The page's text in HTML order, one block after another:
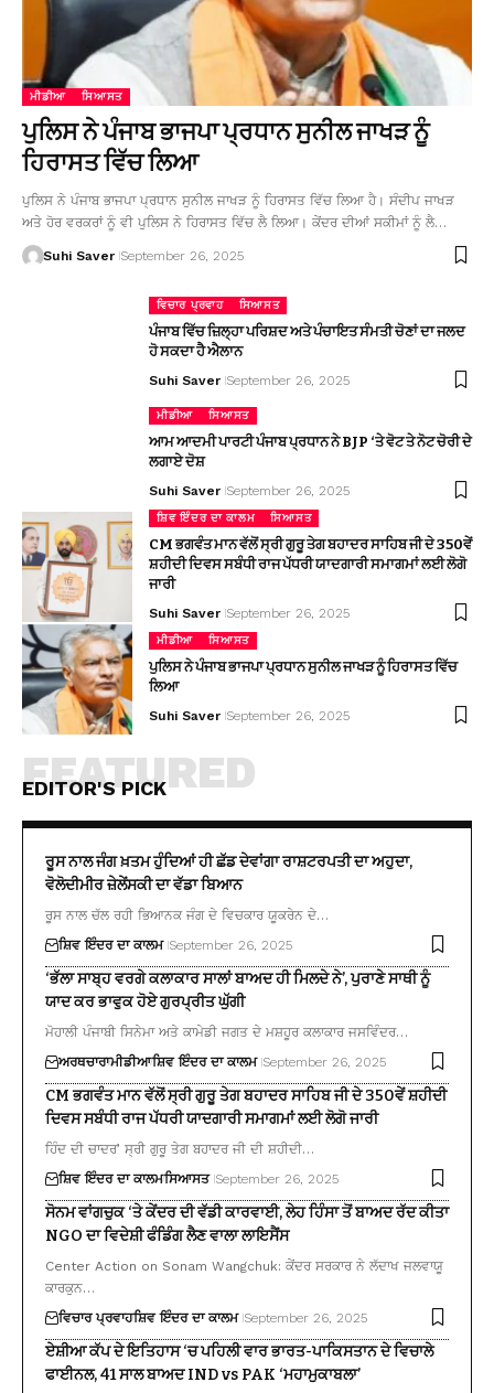
ਮੀਡੀਆ ਸਿਆਸਤ
ਪੁਲਿਸ ਨੇ ਪੰਜਾਬ ਭਾਜਪਾ ਪ੍ਰਧਾਨ ਸੁਨੀਲ ਜਾਖੜ ਨੂੰ
ਹਿਰਾਸਤ ਵਿੱਚ ਲਿਆ
ਪੁਲਿਸ ਨੇ ਪੰਜਾਬ ਭਾਜਪਾ ਪ੍ਰਧਾਨ ਸੁਨੀਲ ਜਾਖੜ ਨੂੰ ਹਿਰਾਸਤ ਵਿੱਚ ਲਿਆ ਹੈ। ਸੰਦੀਪ ਜਾਖੜ
ਅਤੇ ਹੋਰ ਵਰਕਰਾਂ ਨੂੰ ਵੀ ਪੁਲਿਸ ਨੇ ਹਿਰਾਸਤ ਵਿੱਚ ਲੈ ਲਿਆ। ਕੇਂਦਰ ਦੀਆਂ ਸਕੀਮਾਂ ਨੂੰ ਲੈ…
Suhi Saver September 26, 2025
ਵਿਚਾਰ ਪ੍ਰਵਾਹ ਸਿਆਸਤ
ਪੰਜਾਬ ਵਿੱਚ ਜ਼ਿਲ੍ਹਾ ਪਰਿਸ਼ਦ ਅਤੇ ਪੰਚਾਇਤ ਸੰਮਤੀ ਚੋਣਾਂ ਦਾ ਜਲਦ
ਹੋ ਸਕਦਾ ਹੈ ਐਲਾਨ
Suhi Saver September 26, 2025
ਮੀਡੀਆ ਸਿਆਸਤ
ਆਮ ਆਦਮੀ ਪਾਰਟੀ ਪੰਜਾਬ ਪ੍ਰਧਾਨ ਨੇ BJP ‘ਤੇ ਵੋਟ ਤੇ ਨੋਟ ਚੋਰੀ ਦੇ
ਲਗਾਏ ਦੋਸ਼
Suhi Saver September 26, 2025
ਸ਼ਿਵ ਇੰਦਰ ਦਾ ਕਾਲਮ ਸਿਆਸਤ
CM ਭਗਵੰਤ ਮਾਨ ਵੱਲੋਂ ਸ੍ਰੀ ਗੁਰੂ ਤੇਗ ਬਹਾਦਰ ਸਾਹਿਬ ਜੀ ਦੇ 350ਵੇਂ
ਸ਼ਹੀਦੀ ਦਿਵਸ ਸਬੰਧੀ ਰਾਜ ਪੱਧਰੀ ਯਾਦਗਾਰੀ ਸਮਾਗਮਾਂ ਲਈ ਲੋਗੋ
ਜਾਰੀ
Suhi Saver September 26, 2025
ਮੀਡੀਆ ਸਿਆਸਤ
ਪੁਲਿਸ ਨੇ ਪੰਜਾਬ ਭਾਜਪਾ ਪ੍ਰਧਾਨ ਸੁਨੀਲ ਜਾਖੜ ਨੂੰ ਹਿਰਾਸਤ ਵਿੱਚ
ਲਿਆ
Suhi Saver September 26, 2025
EDITOR'S PICK
FEATURED
ਰੂਸ ਨਾਲ ਜੰਗ ਖ਼ਤਮ ਹੁੰਦਿਆਂ ਹੀ ਛੱਡ ਦੇਵਾਂਗਾ ਰਾਸ਼ਟਰਪਤੀ ਦਾ ਅਹੁਦਾ,
ਵੋਲੋਦੀਮੀਰ ਜ਼ੇਲੇਂਸਕੀ ਦਾ ਵੱਡਾ ਬਿਆਨ
ਰੂਸ ਨਾਲ ਚੱਲ ਰਹੀ ਭਿਆਨਕ ਜੰਗ ਦੇ ਵਿਚਕਾਰ ਯੂਕਰੇਨ ਦੇ…
ਸ਼ਿਵ ਇੰਦਰ ਦਾ ਕਾਲਮ September 26, 2025
‘ਭੱਲਾ ਸਾਬ੍ਹ ਵਰਗੇ ਕਲਾਕਾਰ ਸਾਲਾਂ ਬਾਅਦ ਹੀ ਮਿਲਦੇ ਨੇ’, ਪੁਰਾਣੇ ਸਾਥੀ ਨੂੰ
ਯਾਦ ਕਰ ਭਾਵੁਕ ਹੋਏ ਗੁਰਪ੍ਰੀਤ ਘੁੱਗੀ
ਮੋਹਾਲੀ ਪੰਜਾਬੀ ਸਿਨੇਮਾ ਅਤੇ ਕਾਮੇਡੀ ਜਗਤ ਦੇ ਮਸ਼ਹੂਰ ਕਲਾਕਾਰ ਜਸਵਿੰਦਰ…
ਅਰਥਚਾਰਾਮੀਡੀਆਸ਼ਿਵ ਇੰਦਰ ਦਾ ਕਾਲਮ September 26, 2025
CM ਭਗਵੰਤ ਮਾਨ ਵੱਲੋਂ ਸ੍ਰੀ ਗੁਰੂ ਤੇਗ ਬਹਾਦਰ ਸਾਹਿਬ ਜੀ ਦੇ 350ਵੇਂ ਸ਼ਹੀਦੀ
ਦਿਵਸ ਸਬੰਧੀ ਰਾਜ ਪੱਧਰੀ ਯਾਦਗਾਰੀ ਸਮਾਗਮਾਂ ਲਈ ਲੋਗੋ ਜਾਰੀ
ਹਿੰਦ ਦੀ ਚਾਦਰ’ ਸ੍ਰੀ ਗੁਰੂ ਤੇਗ ਬਹਾਦਰ ਜੀ ਦੀ ਸ਼ਹੀਦੀ…
ਸ਼ਿਵ ਇੰਦਰ ਦਾ ਕਾਲਮਸਿਆਸਤ September 26, 2025
ਸੋਨਮ ਵਾਂਗਚੁਕ ‘ਤੇ ਕੇਂਦਰ ਦੀ ਵੱਡੀ ਕਾਰਵਾਈ, ਲੇਹ ਹਿੰਸਾ ਤੋਂ ਬਾਅਦ ਰੱਦ ਕੀਤਾ
NGO ਦਾ ਵਿਦੇਸ਼ੀ ਫੰਡਿੰਗ ਲੈਣ ਵਾਲਾ ਲਾਇਸੈਂਸ
Center Action on Sonam Wangchuk: ਕੇਂਦਰ ਸਰਕਾਰ ਨੇ ਲੱਦਾਖ ਜਲਵਾਯੂ
ਕਾਰਕੁਨ…
ਵਿਚਾਰ ਪ੍ਰਵਾਹਸ਼ਿਵ ਇੰਦਰ ਦਾ ਕਾਲਮ September 26, 2025
ਏਸ਼ੀਆ ਕੱਪ ਦੇ ਇਤਿਹਾਸ ‘ਚ ਪਹਿਲੀ ਵਾਰ ਭਾਰਤ-ਪਾਕਿਸਤਾਨ ਦੇ ਵਿਚਾਲੇ
ਫਾਈਨਲ, 41 ਸਾਲ ਬਾਅਦ IND vs PAK ‘ਮਹਾਮੁਕਾਬਲਾ’